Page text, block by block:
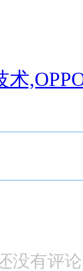
术
没有评